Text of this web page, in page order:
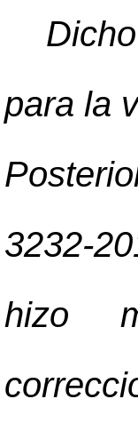
para la
3232-
hizo